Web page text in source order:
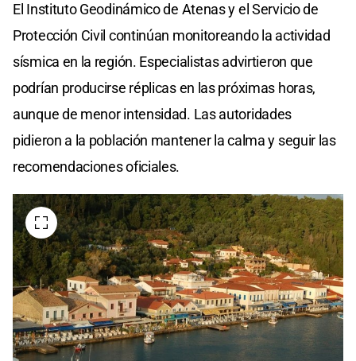
El Instituto Geodinámico de Atenas y el Servicio de
Protección Civil continúan monitoreando la actividad
sísmica en la región. Especialistas advirtieron que
podrían producirse réplicas en las próximas horas,
aunque de menor intensidad. Las autoridades
pidieron a la población mantener la calma y seguir las
recomendaciones oficiales.